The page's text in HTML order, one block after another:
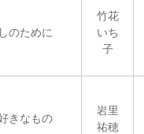
のために
竹花
いち
子
きなもの
岩里
祐穂